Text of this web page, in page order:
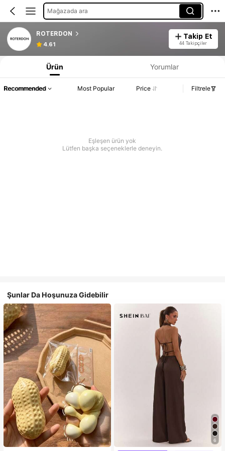
Mağazada ara
ROTERDON
4.61
Takip Et
44 Takipçiler
Ürün Yorumlar
Recommended Most Popular Price Filtrele
Eşleşen ürün yok
Lütfen başka seçeneklerle deneyin.
Şunlar Da Hoşunuza Gidebilir
6